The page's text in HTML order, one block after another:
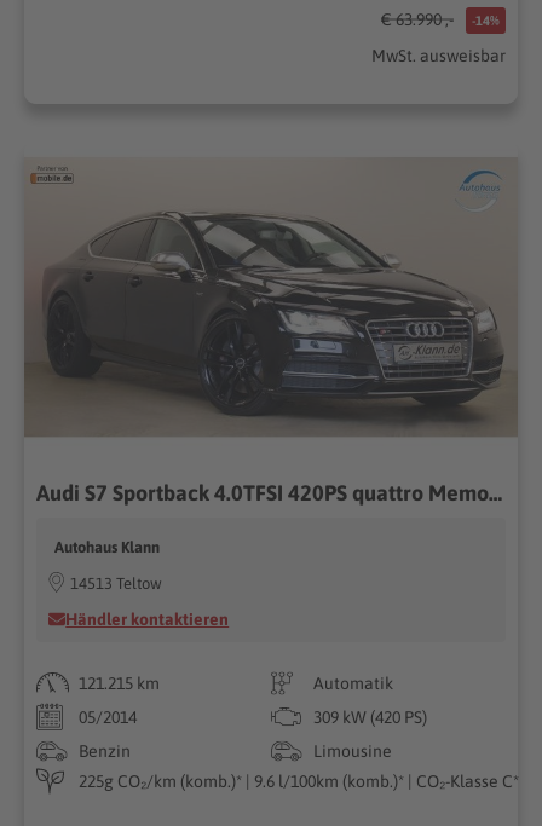
€ 63.990 ,- -14%
MwSt. ausweisbar
Audi S7 Sportback 4.0TFSI 420PS quattro Memory Luft
Autohaus Klann
14513 Teltow
Händler kontaktieren
121.215 km
Automatik
05/2014
309 kW (420 PS)
Benzin
Limousine
225g CO₂/km (komb.)* | 9.6 l/100km (komb.)* | CO₂-Klasse C*